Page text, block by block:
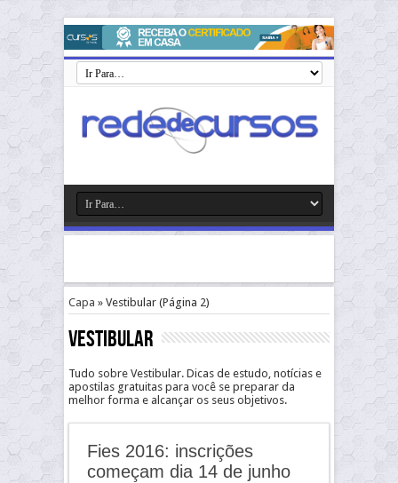
Capa » Vestibular (Página 2)
Vestibular
Tudo sobre Vestibular. Dicas de estudo, notícias e
apostilas gratuitas para você se preparar da
melhor forma e alcançar os seus objetivos.
Fies 2016: inscrições
começam dia 14 de junho